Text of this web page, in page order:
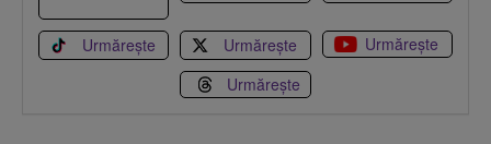
Urmărește Urmărește
Urmărește
Urmărește